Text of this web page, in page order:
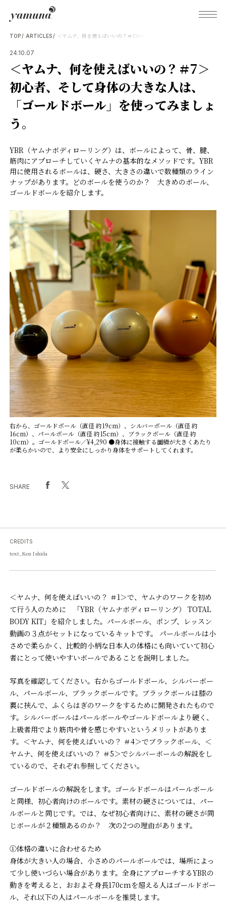
What's Yamuna?
Try Yamuna
The Yamuna Methods
Journal
Inquiries
FAQ
Practitioners site
24.10.07
＜ヤムナ、何を使えばいいの？＃7＞
初心者、そして身体の大きな人は、
「ゴールドボール」を使ってみましょ
う。
YBR（ヤムナボディローリング）は、ボールによって、骨、腱、
筋肉にアプローチしていくヤムナの基本的なメソッドです。YBR
用に使用されるボールは、硬さ、大きさの違いで数種類のライン
ナップがあります。どのボールを使うのか？ 大きめのボール、
ゴールドボールを紹介します。
右から、ゴールドボール（直径 約19cm）、シルバーボール（直径 約
16cm）、パールボール（直径 約15cm）、ブラックボール（直径 約
10cm）。ゴールドボール／¥4,290 ●身体に接触する面積が大きくあたり
が柔らかいので、より安全にしっかり身体をサポートしてくれます。
SHARE
TOP ARTICLES ＜ヤムナ、何を使えばいいの？＃7＞初心者、そして身体の大きな人は、「ゴールドボール」を使ってみましょう。
CREDITS
text_Ken Ishida
＜ヤムナ、何を使えばいいの？ ＃1＞で、ヤムナのワークを初め
て行う人のために 「YBR（ヤムナボディローリング） TOTAL
BODY KIT」を紹介しました。パールボール、ポンプ、レッスン
動画の３点がセットになっているキットです。 パールボールは小
さめで柔らかく、比較的小柄な日本人の体格にも向いていて初心
者にとって使いやすいボールであることを説明しました。
写真を確認してください。右からゴールドボール、シルバーボー
ル、パールボール、ブラックボールです。ブラックボールは膝の
裏に挟んで、ふくらはぎのワークをするために開発されたもので
す。シルバーボールはパールボールやゴールドボールより硬く、
上級者用でより筋肉や骨を感じやすいというメリットがありま
す。＜ヤムナ、何を使えばいいの？ ＃4＞でブラックボール、＜
ヤムナ、何を使えばいいの？ ＃5＞でシルバーボールの解説をし
ているので、それぞれ参照してください。
ゴールドボールの解説をします。ゴールドボールはパールボール
と同様、初心者向けのボールです。素材の硬さについては、パー
ルボールと同じです。では、なぜ初心者向けに、素材の硬さが同
じボールが２種類あるのか？ 次の2つの理由があります。
①体格の違いに合わせるため
身体が大きい人の場合、小さめのパールボールでは、場所によっ
て少し使いづらい場合があります。全身にアプローチするYBRの
動きを考えると、おおよそ身長170cmを超える人はゴールドボー
ル、それ以下の人はパールボールを推奨します。